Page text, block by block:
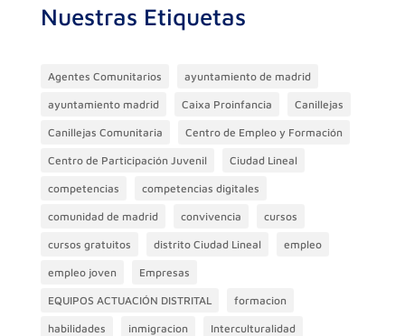
Nuestras Etiquetas
Agentes Comunitarios ayuntamiento de madrid
ayuntamiento madrid Caixa Proinfancia Canillejas
Canillejas Comunitaria Centro de Empleo y Formación
Centro de Participación Juvenil Ciudad Lineal
competencias competencias digitales
comunidad de madrid convivencia cursos
cursos gratuitos distrito Ciudad Lineal empleo
empleo joven Empresas
EQUIPOS ACTUACIÓN DISTRITAL formacion
habilidades inmigracion Interculturalidad